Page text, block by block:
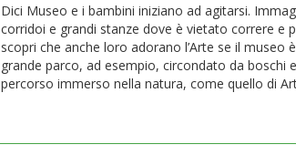
Dici Museo e i bambini iniziano ad agitarsi.
corridoi e grandi stanze dove è vietato correre e
scopri che anche loro adorano l’Arte se il museo
grande parco, ad esempio, circondato da boschi
percorso immerso nella natura, come quello di